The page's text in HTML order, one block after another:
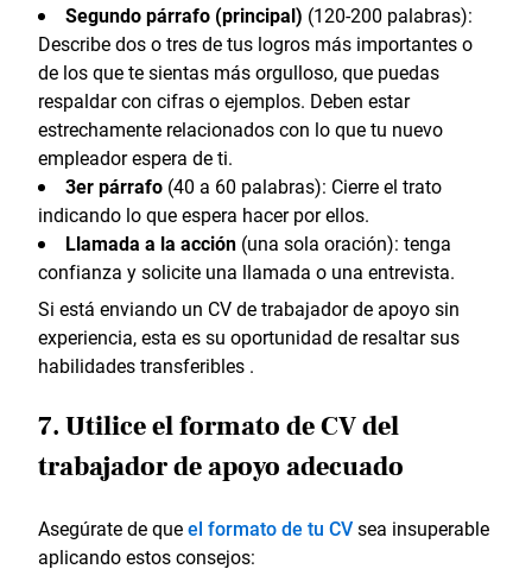
Segundo párrafo (principal) (120-200 palabras):
Describe dos o tres de tus logros más importantes o
de los que te sientas más orgulloso, que puedas
respaldar con cifras o ejemplos. Deben estar
estrechamente relacionados con lo que tu nuevo
empleador espera de ti.
3er párrafo (40 a 60 palabras): Cierre el trato
indicando lo que espera hacer por ellos.
Llamada a la acción (una sola oración): tenga
confianza y solicite una llamada o una entrevista.
Si está enviando un CV de trabajador de apoyo sin
experiencia, esta es su oportunidad de resaltar sus
habilidades transferibles .
7. Utilice el formato de CV del
trabajador de apoyo adecuado
Asegúrate de queel formato de tu CVsea insuperable
aplicando estos consejos: